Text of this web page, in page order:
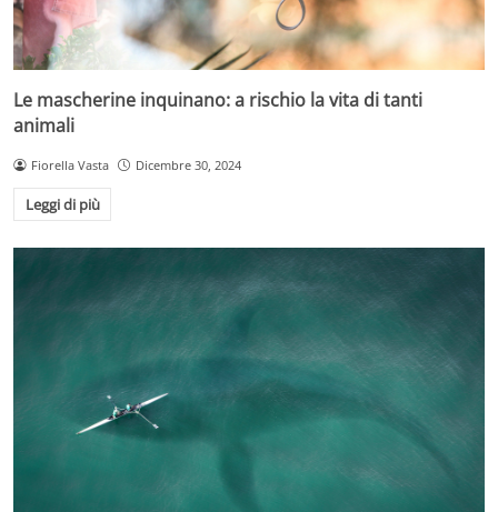
Le mascherine inquinano: a rischio la vita di tanti
animali
Fiorella Vasta Dicembre 30, 2024
Leggi di più